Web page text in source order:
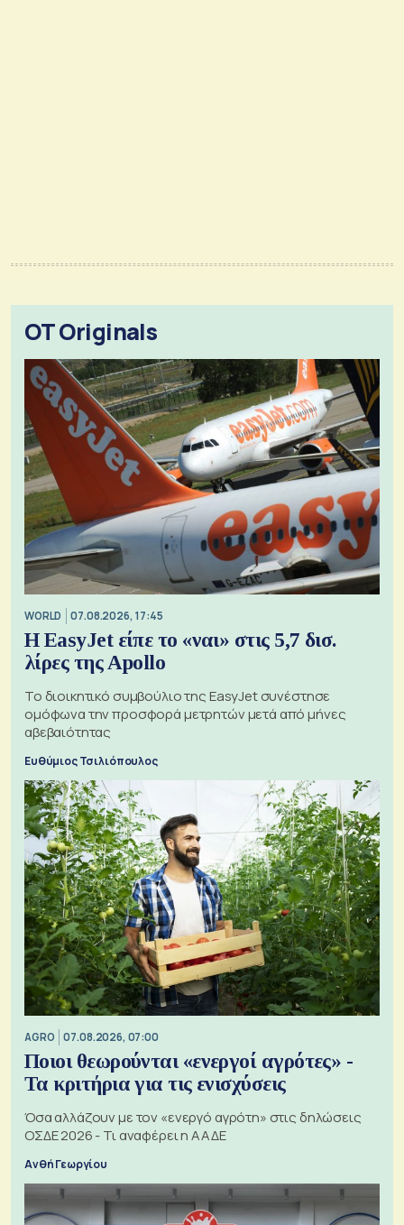
OT Originals
WORLD 07.08.2026, 17:45
Η EasyJet είπε το «ναι» στις 5,7 δισ.
λίρες της Apollo
Το διοικητικό συμβούλιο της EasyJet συνέστησε
ομόφωνα την προσφορά μετρητών μετά από μήνες
αβεβαιότητας
Ευθύμιος Τσιλιόπουλος
AGRO 07.08.2026, 07:00
Ποιοι θεωρούνται «ενεργοί αγρότες» -
Τα κριτήρια για τις ενισχύσεις
Όσα αλλάζουν με τον «ενεργό αγρότη» στις δηλώσεις
ΟΣΔΕ 2026 - Τι αναφέρει η ΑΑΔΕ
Ανθή Γεωργίου